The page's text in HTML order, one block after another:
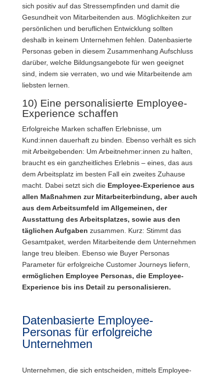
sich positiv auf das Stressempfinden und damit die
Gesundheit von Mitarbeitenden aus. Möglichkeiten zur
persönlichen und beruflichen Entwicklung sollten
deshalb in keinem Unternehmen fehlen. Datenbasierte
Personas geben in diesem Zusammenhang Aufschluss
darüber, welche Bildungsangebote für wen geeignet
sind, indem sie verraten, wo und wie Mitarbeitende am
liebsten lernen.
10) Eine personalisierte Employee-
Experience schaffen
Erfolgreiche Marken schaffen Erlebnisse, um
Kund:innen dauerhaft zu binden. Ebenso verhält es sich
mit Arbeitgebenden: Um Arbeitnehmer:innen zu halten,
braucht es ein ganzheitliches Erlebnis – eines, das aus
dem Arbeitsplatz im besten Fall ein zweites Zuhause
macht. Dabei setzt sich die Employee-Experience aus
allen Maßnahmen zur Mitarbeiterbindung, aber auch
aus dem Arbeitsumfeld im Allgemeinen, der
Ausstattung des Arbeitsplatzes, sowie aus den
täglichen Aufgaben zusammen. Kurz: Stimmt das
Gesamtpaket, werden Mitarbeitende dem Unternehmen
lange treu bleiben. Ebenso wie Buyer Personas
Parameter für erfolgreiche Customer Journeys liefern,
ermöglichen Employee Personas, die Employee-
Experience bis ins Detail zu personalisieren.
Datenbasierte Employee-
Personas für erfolgreiche
Unternehmen
Unternehmen, die sich entscheiden, mittels Employee-